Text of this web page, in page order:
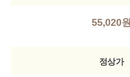
55,020원
정상가